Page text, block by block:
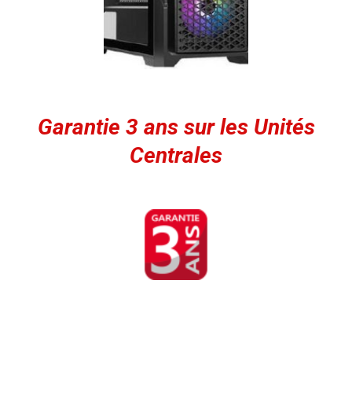
Garantie 3 ans sur les Unités
Centrales